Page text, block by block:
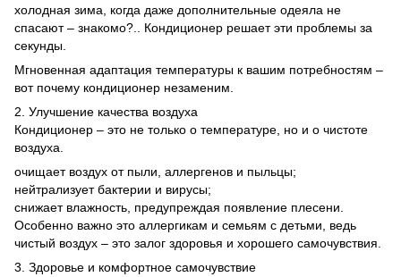
холодная зима, когда даже дополнительные одеяла не
спасают – знакомо?.. Кондиционер решает эти проблемы за
секунды.
Мгновенная адаптация температуры к вашим потребностям –
вот почему кондиционер незаменим.
2. Улучшение качества воздуха
Кондиционер – это не только о температуре, но и о чистоте
воздуха.
очищает воздух от пыли, аллергенов и пыльцы;
нейтрализует бактерии и вирусы;
снижает влажность, предупреждая появление плесени.
Особенно важно это аллергикам и семьям с детьми, ведь
чистый воздух – это залог здоровья и хорошего самочувствия.
3. Здоровье и комфортное самочувствие